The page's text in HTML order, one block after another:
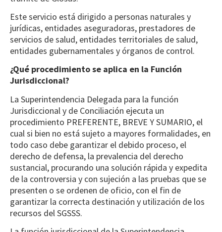
Este servicio está dirigido a personas naturales y
jurídicas, entidades aseguradoras, prestadores de
servicios de salud, entidades territoriales de salud,
entidades gubernamentales y órganos de control.
¿Qué procedimiento se aplica en la Función
Jurisdiccional?
La Superintendencia Delegada para la función
Jurisdiccional y de Conciliación ejecuta un
procedimiento PREFERENTE, BREVE Y SUMARIO, el
cual si bien no está sujeto a mayores formalidades, en
todo caso debe garantizar el debido proceso, el
derecho de defensa, la prevalencia del derecho
sustancial, procurando una solución rápida y expedita
de la controversia y con sujeción a las pruebas que se
presenten o se ordenen de oficio, con el fin de
garantizar la correcta destinación y utilización de los
recursos del SGSSS.